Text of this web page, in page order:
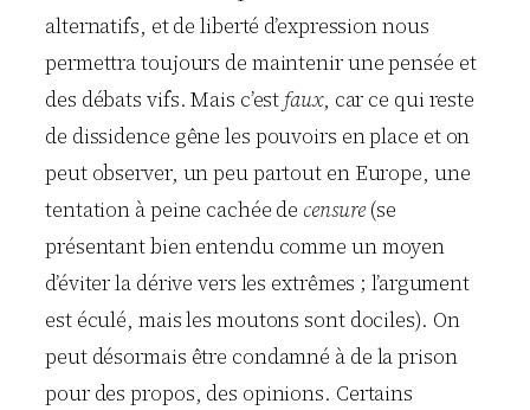
alternatifs, et de liberté d’expression nous
permettra toujours de maintenir une pensée et
des débats vifs. Mais c’est faux, car ce qui reste
de dissidence gêne les pouvoirs en place et on
peut observer, un peu partout en Europe, une
tentation à peine cachée de censure(se
présentant bien entendu comme un moyen
d’éviter la dérive vers les extrêmes ; l’argument
est éculé, mais les moutons sont dociles). On
peut désormais être condamné à de la prison
pour des propos, des opinions. Certains